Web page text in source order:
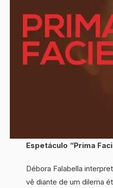
Espetáculo “Prima
Débora Falabella
vê diante de um dilema